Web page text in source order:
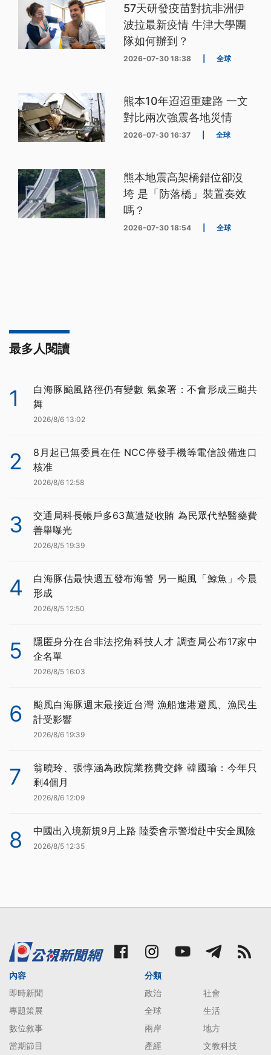
57天研發疫苗對抗非洲伊
波拉最新疫情 牛津大學團
隊如何辦到？
2026-07-30 18:38 全球
熊本10年迢迢重建路 一文
對比兩次強震各地災情
2026-07-30 16:37 全球
熊本地震高架橋錯位卻沒
垮 是「防落橋」裝置奏效
嗎？
2026-07-30 18:54 全球
最多人閱讀
1
白海豚颱風路徑仍有變數 氣象署：不會形成三颱共
舞
2026/8/6 13:02
2
8月起已無委員在任 NCC停發手機等電信設備進口
核准
2026/8/6 12:58
3
交通局科長帳戶多63萬遭疑收賄 為民眾代墊醫藥費
善舉曝光
2026/8/5 19:39
4
白海豚估最快週五發布海警 另一颱風「鯨魚」今晨
形成
2026/8/5 12:50
5
隱匿身分在台非法挖角科技人才 調查局公布17家中
企名單
2026/8/5 16:03
6
颱風白海豚週末最接近台灣 漁船進港避風、漁民生
計受影響
2026/8/6 19:39
7
翁曉玲、張惇涵為政院業務費交鋒 韓國瑜：今年只
剩4個月
2026/8/6 12:09
8 中國出入境新規9月上路 陸委會示警增赴中安全風險
2026/8/5 12:35
內容
即時新聞
專題策展
數位敘事
當期節目
分類
政治
社會
全球
生活
兩岸
地方
產經
文教科技